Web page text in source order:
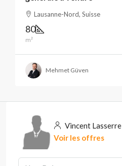
Lausanne-Nord, Suisse
80
m²
Mehmet Güven
Vincent Lasserre
Voir les offres